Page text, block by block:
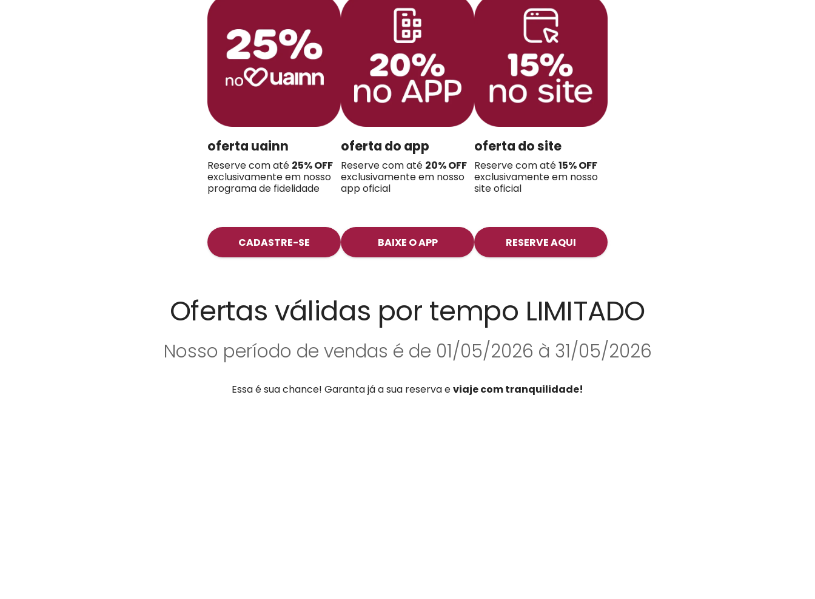
oferta uainn
Reserve com até 25% OFF
exclusivamente em nosso
programa de fidelidade
CADASTRE-SE
oferta do app
Reserve com até 20% OFF
exclusivamente em nosso
app oficial
BAIXE O APP
oferta do site
Reserve com até15% OFF
exclusivamente em nosso
site oficial
RESERVE AQUI
Ofertas válidas por tempo LIMITADO
Nosso período de vendas é de 01/05/2026 à 31/05/2026
Essa é sua chance! Garanta já a sua reserva eviaje com tranquilidade!